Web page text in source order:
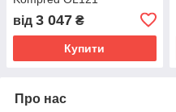
від 3 047 ₴
Купити
Про нас